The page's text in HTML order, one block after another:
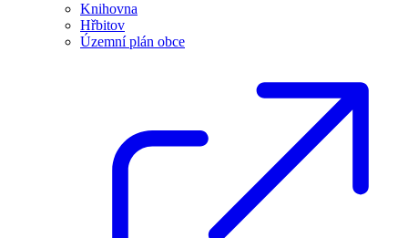
Knihovna
Hřbitov
Územní plán obce